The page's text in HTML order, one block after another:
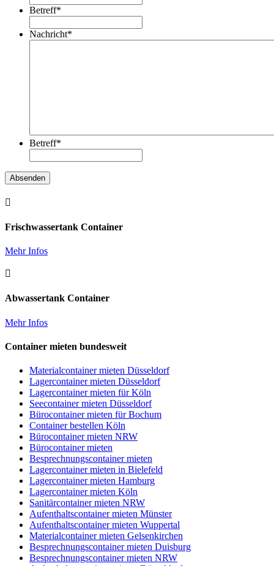
Betreff*
Nachricht*
Betreff*
Absenden

Frischwassertank Container
Mehr Infos

Abwassertank Container
Mehr Infos
Container mieten bundesweit
Materialcontainer mieten Düsseldorf
Lagercontainer mieten Düsseldorf
Lagercontainer mieten für Köln
Seecontainer mieten Düsseldorf
Bürocontainer mieten für Bochum
Container bestellen Köln
Bürocontainer mieten NRW
Bürocontainer mieten
Besprechnungscontainer mieten
Lagercontainer mieten in Bielefeld
Lagercontainer mieten Hamburg
Lagercontainer mieten Köln
Sanitärcontainer mieten NRW
Aufenthaltscontainer mieten Münster
Aufenthaltscontainer mieten Wuppertal
Materialcontainer mieten Gelsenkirchen
Besprechnungscontainer mieten Duisburg
Besprechnungscontainer mieten NRW